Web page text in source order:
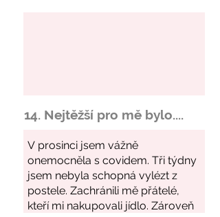
14. Nejtěžší pro mě bylo....